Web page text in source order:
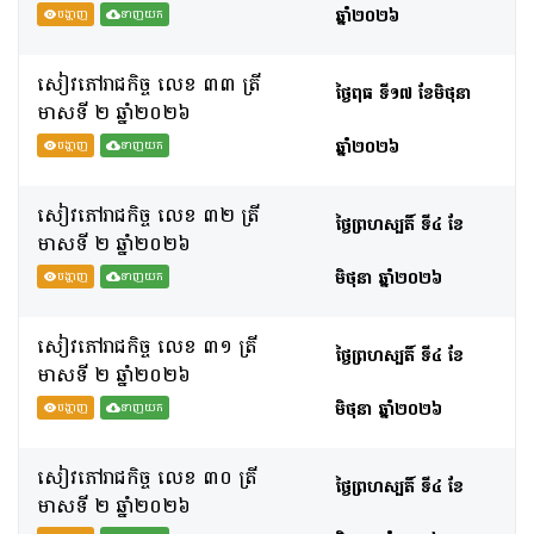
បង្ហាញ ទាញយក
ឆ្នាំ២០២៦
សៀវភៅរាជកិច្ច លេខ ៣៣ ត្រី
មាសទី​ ២ ឆ្នាំ២០២៦
បង្ហាញ ទាញយក
ថ្ងៃពុធ ទី១៧ ខែមិថុនា
ឆ្នាំ២០២៦
សៀវភៅរាជកិច្ច លេខ ៣២ ត្រី
មាសទី​ ២ ឆ្នាំ២០២៦
បង្ហាញ ទាញយក
ថ្ងៃព្រហស្បតិ៍ ទី៤ ខែ
មិថុនា ឆ្នាំ២០២៦
សៀវភៅរាជកិច្ច លេខ ៣១ ត្រី
មាសទី​ ២ ឆ្នាំ២០២៦
បង្ហាញ ទាញយក
ថ្ងៃព្រហស្បតិ៍ ទី៤ ខែ
មិថុនា ឆ្នាំ២០២៦
សៀវភៅរាជកិច្ច លេខ ៣០ ត្រី
មាសទី​ ២ ឆ្នាំ២០២៦
ថ្ងៃព្រហស្បតិ៍ ទី៤ ខែ